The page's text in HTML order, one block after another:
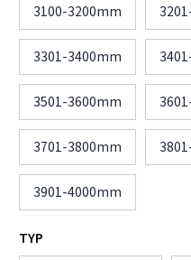
3100-3200mm
3301-3400mm
3501-3600mm
3701-3800mm
3901-4000mm
TYP